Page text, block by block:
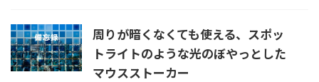
周りが暗くなくても使える、スポッ
トライトのような光のぼやっとした
マウスストーカー